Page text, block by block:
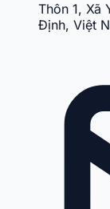
Thôn 1, Xã
Định, Việt